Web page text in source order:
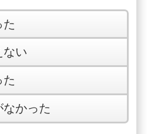
た
ない
た
かった